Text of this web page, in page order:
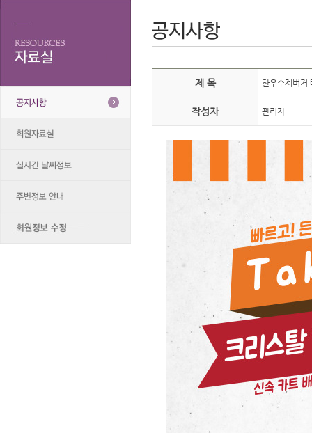
제 목 한우수제버거
작성자 관리자